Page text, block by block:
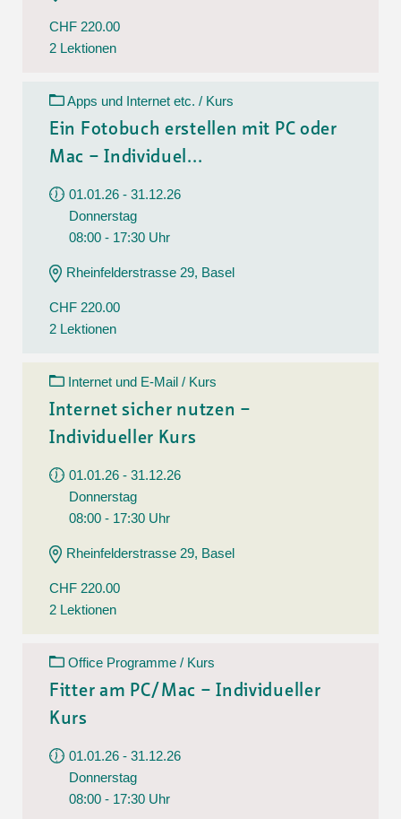
CHF 220.00
2 Lektionen
Apps und Internet etc. / Kurs
Ein Fotobuch erstellen mit PC oder
Mac – Individuel...
01.01.26 - 31.12.26
Donnerstag
08:00 - 17:30 Uhr
Rheinfelderstrasse 29, Basel
CHF 220.00
2 Lektionen
Internet und E-Mail / Kurs
Internet sicher nutzen –
Individueller Kurs
01.01.26 - 31.12.26
Donnerstag
08:00 - 17:30 Uhr
Rheinfelderstrasse 29, Basel
CHF 220.00
2 Lektionen
Office Programme / Kurs
Fitter am PC/Mac – Individueller
Kurs
01.01.26 - 31.12.26
Donnerstag
08:00 - 17:30 Uhr